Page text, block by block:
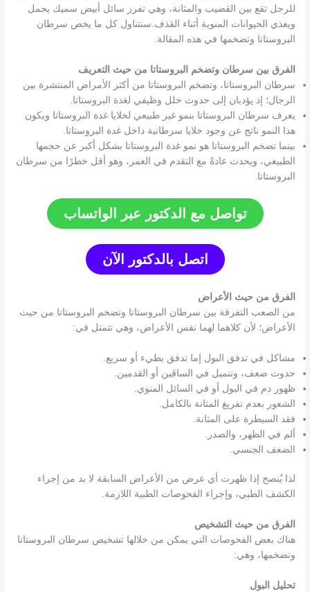
للرجل تقع بين القضيب والمثانة، وهي تفرز سائل أبيض سميك يحمل
ويغذي الحيوانات المنوية أثناء القذف.سنتناول كل ما يخص سرطان
البروستاتا وتضخمها في هذه المقالة.
الفرق بين سرطان وتضخم البروستاتا من حيث التعريف
سرطان البروستاتا، وتضخم البروستاتا من أكثر الأمراض المنتشرة بين
الرجال؛ إذ يؤديان إلى حدوث خلل وظيفي لغدة البروستاتا.
يعرف سرطان البروستاتا بنمو غير طبيعي لخلايا غدة البروستاتا ويكون
هذا النمو ناتج عن وجود خلايا سرطانية داخل غدة البروستاتا.
بينما تضخم البروستاتا هو نمو غدة البروستاتا بشكل أكبر عن حجمها
الطبيعي، ويحدث عادةً مع التقدم في العمر، وهو أقل خطرًا من سرطان
البروستاتا.
تواصل مع الدكتور عبر الواتساب
اتصل بالدكتور الآن
الفرق من حيث الأعراض
من الصعب التفرقة بين سرطان البروستاتا وتضخم البروستاتا من حيث
الأعراض؛ لأن كلاهما لهما نفس الأعراض، وهي تتمثل في:
مشاكل في تدفق البول إما تدفق بطيء أو سريع.
حدوث ضعف، وتنميل في الساقين أو القدمين.
ظهور دم في البول أو في السائل المنوي.
الشعور بعدم تفريغ المثانة بالكامل.
فقد السيطرة على المثانة.
ألم في الظهر، والصدر.
الضعف الجنسي.
لذا يُنصح إذا ظهرت أي عرض من الأعراض السابقة لا بد من إجراء
الكشف الطبي، وإجراء الفحوصات الطبية اللازمة.
الفرق من حيث التشخيص
هناك بعض الفحوصات التي يمكن من خلالها تشخيص سرطان البروستاتا
وتضخمها، وهي:
تحليل البول